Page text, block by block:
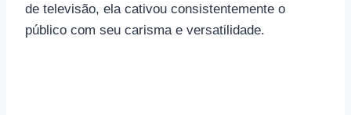
de televisão, ela cativou consistentemente o
público com seu carisma e versatilidade.